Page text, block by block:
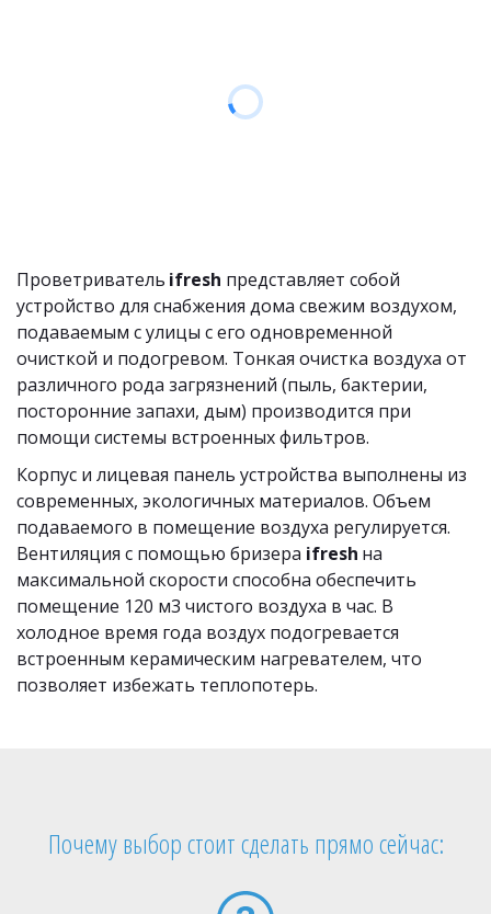
Проветриватель ifresh представляет собой
устройство для снабжения дома свежим воздухом,
подаваемым с улицы с его одновременной
очисткой и подогревом. Тонкая очистка воздуха от
различного рода загрязнений (пыль, бактерии,
посторонние запахи, дым) производится при
помощи системы встроенных фильтров.
Корпус и лицевая панель устройства выполнены из
современных, экологичных материалов. Объем
подаваемого в помещение воздуха регулируется.
Вентиляция с помощью бризера ifresh на
максимальной скорости способна обеспечить
помещение 120 м3 чистого воздуха в час. В
холодное время года воздух подогревается
встроенным керамическим нагревателем, что
позволяет избежать теплопотерь.
Почему выбор стоит сделать прямо сейчас: